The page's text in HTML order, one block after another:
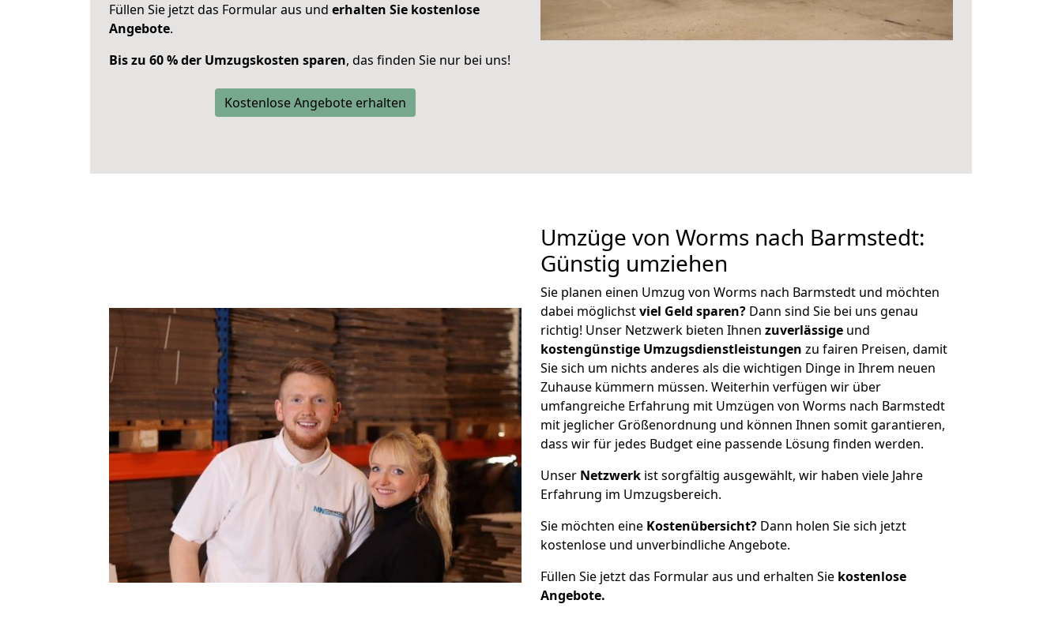
Füllen Sie jetzt das Formular aus und erhalten Sie kostenlose
Angebote.
Bis zu 60 % der Umzugskosten sparen, das finden Sie nur bei uns!
Kostenlose Angebote erhalten
Umzüge von Worms nach Barmstedt:
Günstig umziehen
Sie planen einen Umzug von Worms nach Barmstedt und möchten
dabei möglichstviel Geld sparen? Dann sind Sie bei uns genau
richtig! Unser Netzwerk bieten Ihnen zuverlässige und
kostengünstige Umzugsdienstleistungen zu fairen Preisen, damit
Sie sich um nichts anderes als die wichtigen Dinge in Ihrem neuen
Zuhause kümmern müssen. Weiterhin verfügen wir über
umfangreiche Erfahrung mit Umzügen von Worms nach Barmstedt
mit jeglicher Größenordnung und können Ihnen somit garantieren,
dass wir für jedes Budget eine passende Lösung finden werden.
Unser Netzwerk ist sorgfältig ausgewählt, wir haben viele Jahre
Erfahrung im Umzugsbereich.
Sie möchten eine Kostenübersicht? Dann holen Sie sich jetzt
kostenlose und unverbindliche Angebote.
Füllen Sie jetzt das Formular aus und erhalten Sie kostenlose
Angebote.